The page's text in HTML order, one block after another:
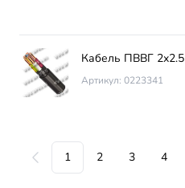
Кабель ПВВГ 2х2.5
Артикул: 0223341
1 2 3 4